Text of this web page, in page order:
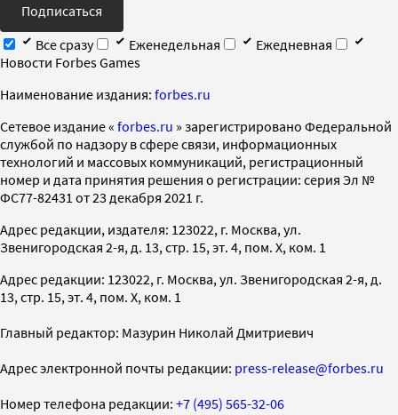
Подписаться
Все сразу
Еженедельная
Ежедневная
Новости Forbes Games
Наименование издания: forbes.ru
Cетевое издание « forbes.ru » зарегистрировано Федеральной
службой по надзору в сфере связи, информационных
технологий и массовых коммуникаций, регистрационный
номер и дата принятия решения о регистрации: серия Эл №
ФС77-82431 от 23 декабря 2021 г.
Адрес редакции, издателя: 123022, г. Москва, ул.
Звенигородская 2-я, д. 13, стр. 15, эт. 4, пом. X, ком. 1
Адрес редакции: 123022, г. Москва, ул. Звенигородская 2-я, д.
13, стр. 15, эт. 4, пом. X, ком. 1
Главный редактор: Мазурин Николай Дмитриевич
Адрес электронной почты редакции: press-release@forbes.ru
Номер телефона редакции: +7 (495) 565-32-06